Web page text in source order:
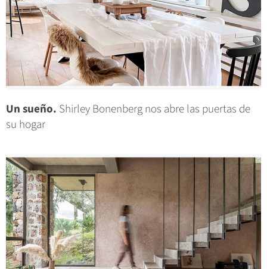
Un sueño. Shirley Bonenberg nos abre las puertas de
su hogar